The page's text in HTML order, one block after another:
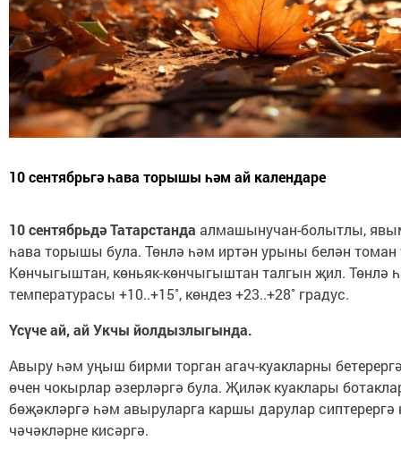
10 сентябрьгә һава торышы һәм ай календаре
10 сентябрьдә Татарстанда алмашынучан-болытлы,
һава торышы була. Төнлә һәм иртән урыны белән томан
Көнчыгыштан, көньяк-көнчыгыштан талгын җил. Төнлә
температурасы +10..+15˚, көндез +23..+28˚ градус.
Үсүче ай, ай Укчы йолдызлыгында.
Авыру һәм уңыш бирми торган агач-куакларны
өчен чокырлар әзерләргә була. Җиләк куаклары
бөҗәкләргә һәм авыруларга каршы дарулар сиптерергә
чәчәкләрне кисәргә.